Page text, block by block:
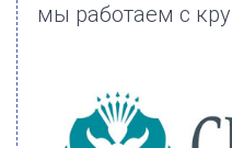
мы работаем с